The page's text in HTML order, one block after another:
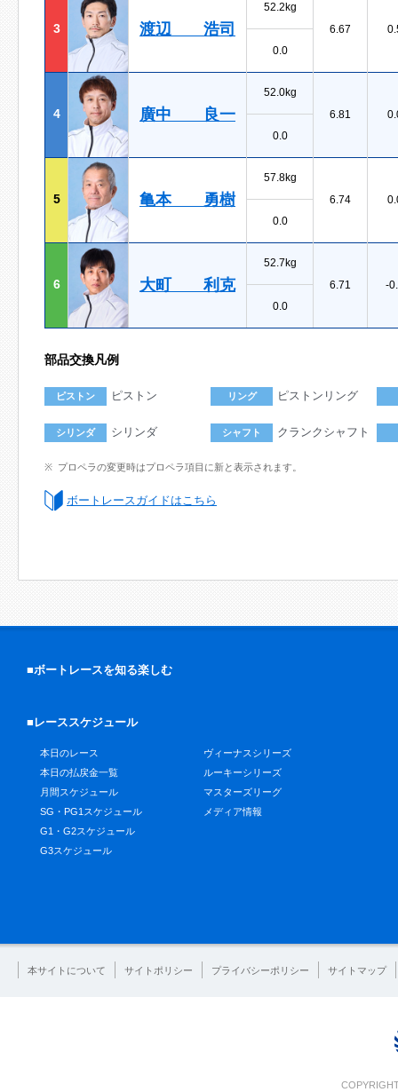
3 渡辺 浩司
52.2kg
6.67
0.0
4 廣中 良一
52.0kg
6.81
0.0
5 亀本 勇樹
57.8kg
6.74
0.0
6 大町 利克
52.7kg
6.71
-
0.0
部品交換凡例
ピストン ピストン リング ピストンリング
シリンダ シリンダ シャフト クランクシャフト
プロペラの変更時はプロペラ項目に新と表示されます。
ボートレースガイドはこちら
■ボートレースを知る楽しむ
■レーススケジュール
本日のレース
本日の払戻金一覧
月間スケジュール
SG・PG1スケジュール
G1・G2スケジュール
G3スケジュール
ヴィーナスシリーズ
ルーキーシリーズ
マスターズリーグ
メディア情報
本サイトについて サイトポリシー プライバシーポリシー サイトマップ